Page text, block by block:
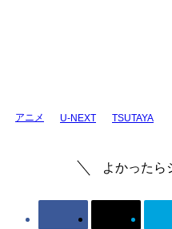
アニメ U-NEXT TSUTAYA
よかったら